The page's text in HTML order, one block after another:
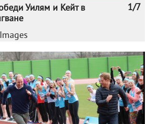
1/7
Уилям и Кейт в